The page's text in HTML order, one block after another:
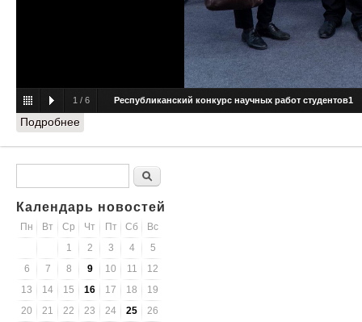
1 / 6 Республиканский конкурс научных работ студентов1
Подробнее
Поиск
Календарь новостей
Пн Вт Ср Чт Пт Сб
Вс
1
2 3 4
5
6
7 8 9 10 11
12
13
14 15 16 17 18
19
20
21 22 23 24 25
26